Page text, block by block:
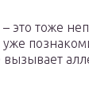
это тоже